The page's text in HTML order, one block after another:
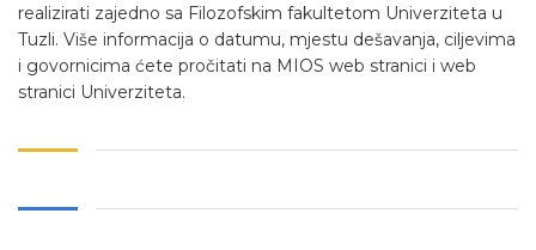
realizirati zajedno sa Filozofskim fakultetom Univerziteta u
Tuzli. Više informacija o datumu, mjestu dešavanja, ciljevima
i govornicima ćete pročitati na MIOS web stranici i web
stranici Univerziteta.